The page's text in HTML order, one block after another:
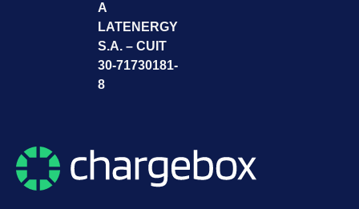
A
LATENERGY
S.A. – CUIT
30-71730181-
8